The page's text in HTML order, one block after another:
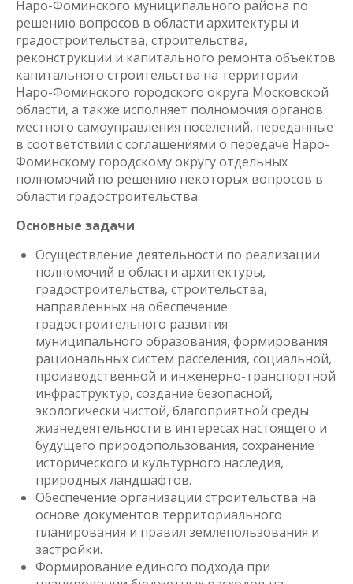
Наро-Фоминского муниципального района по
решению вопросов в области архитектуры и
градостроительства, строительства,
реконструкции и капитального ремонта объектов
капитального строительства на территории
Наро-Фоминского городского округа Московской
области, а также исполняет полномочия органов
местного самоуправления поселений, переданные
в соответствии с соглашениями о передаче Наро-
Фоминскому городскому округу отдельных
полномочий по решению некоторых вопросов в
области градостроительства.
Основные задачи
Осуществление деятельности по реализации
полномочий в области архитектуры,
градостроительства, строительства,
направленных на обеспечение
градостроительного развития
муниципального образования, формирования
рациональных систем расселения, социальной,
производственной и инженерно-транспортной
инфраструктур, создание безопасной,
экологически чистой, благоприятной среды
жизнедеятельности в интересах настоящего и
будущего природопользования, сохранение
исторического и культурного наследия,
природных ландшафтов.
Обеспечение организации строительства на
основе документов территориального
планирования и правил землепользования и
застройки.
Формирование единого подхода при